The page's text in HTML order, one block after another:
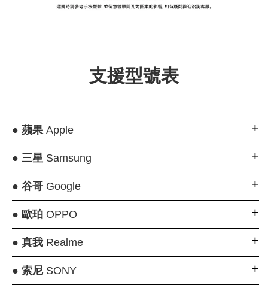
+NT$ 159
-
支援型號表
● 蘋果Apple
● 三星Samsung
● 谷哥Google
● 歐珀OPPO
● 真我Realme
● 索尼SONY